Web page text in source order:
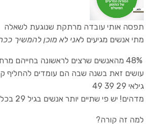
תפסה אותי עובדה מרתקת שנוגעת לשאלה
מתי אנשים מגיעים לאני לא מוכן להמשיך
48% מהאנשים שרצים לראשונה בחייהם מרתון
עושים זאת בשנה שבה הם עומדים להחליף
גילאי 29 39 49
מדהים! יש פי שתיים יותר אנשים בגיל 29 בכל מרתון מבני 28 ו30
למה זה קורה?